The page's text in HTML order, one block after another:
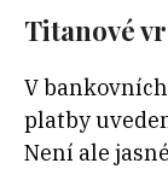
Titanové
V
platby
Není ale